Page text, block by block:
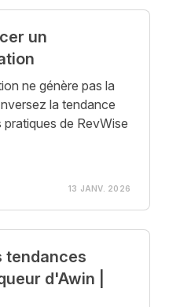
un
ne génère pas la
la tendance
de RevWise
13 JANV. 2026
tendances
d'Awin |